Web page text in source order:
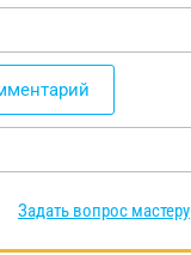
Задать вопрос мастеру